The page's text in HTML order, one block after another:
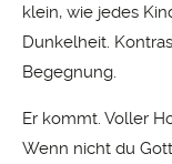
klein, wie jedes
Dunkelheit.
Begegnung.
Er kommt. Voller
Wenn nicht du